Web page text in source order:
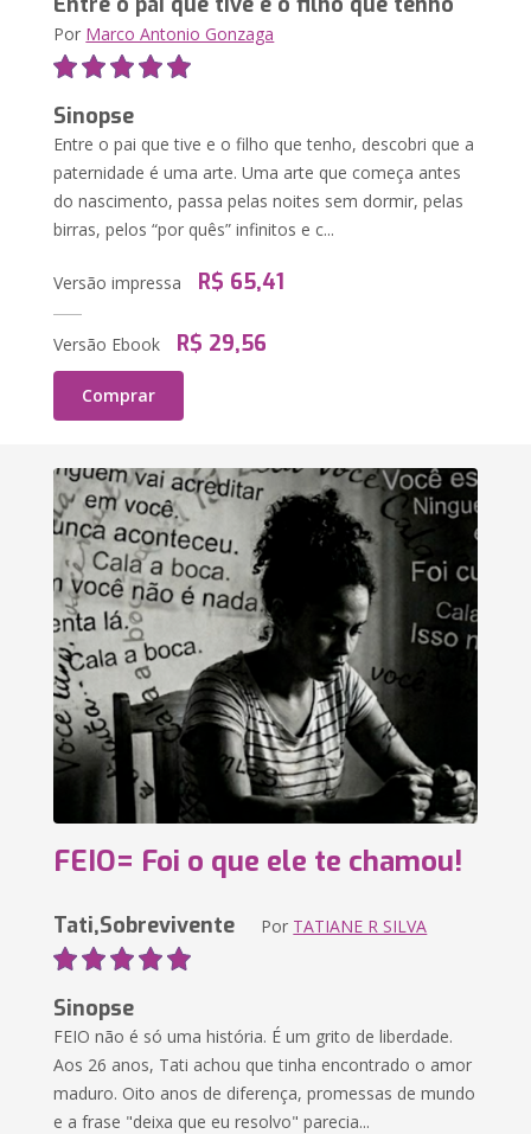
Por Marco Antonio Gonzaga
Sinopse
Entre o pai que tive e o filho que tenho, descobri que a
paternidade é uma arte. Uma arte que começa antes
do nascimento, passa pelas noites sem dormir, pelas
birras, pelos “por quês” infinitos e c...
Versão impressa R$ 65,41
Versão Ebook R$ 29,56
Comprar
FEIO= Foi o que ele te chamou!
Tati,Sobrevivente Por TATIANE R SILVA
Sinopse
FEIO não é só uma história. É um grito de liberdade.
Aos 26 anos, Tati achou que tinha encontrado o amor
maduro. Oito anos de diferença, promessas de mundo
e a frase "deixa que eu resolvo" parecia...